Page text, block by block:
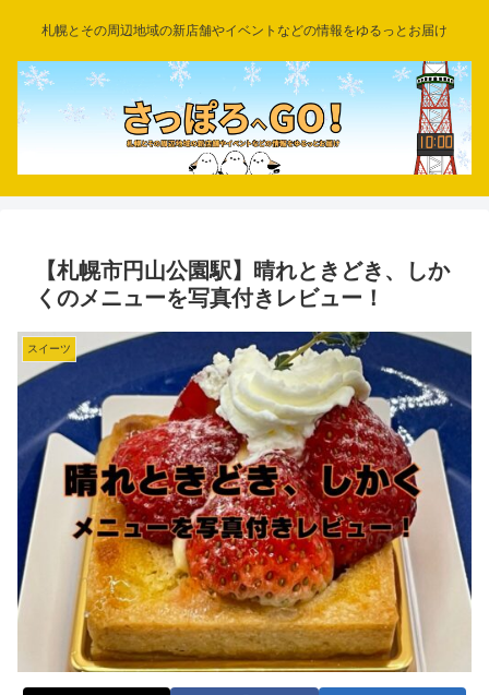
札幌とその周辺地域の新店舗やイベントなどの情報をゆるっとお届け
【札幌市円山公園駅】晴れときどき、しか
くのメニューを写真付きレビュー！
スイーツ